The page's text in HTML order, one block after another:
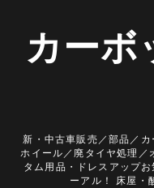
カーボ
新・中古車販売／部品／
ホイール／廃タイヤ処理
タム用品・ドレスアップ
ーアル！ 床屋・